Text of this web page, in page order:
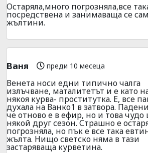
Остаряла,много погрозняла,все
посредствена и занимаваща се
жълтини.
Ваня преди 10 месеца
Венета носи едни типично чалга
излъчване, маталитетът и е като
някоя курва- проститутка. Е, все
духала на Ванко1 в затвора.
че отново е в ефир, но и това чудо
някой друг сезон. Страшно е
погрозняла, но пък е все така
жълта. Нищо светско няма в тази
застаряваща курветина.